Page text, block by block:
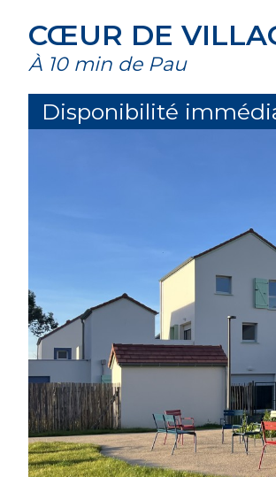
CŒUR DE
À 10 min de Pau
Disponibilité